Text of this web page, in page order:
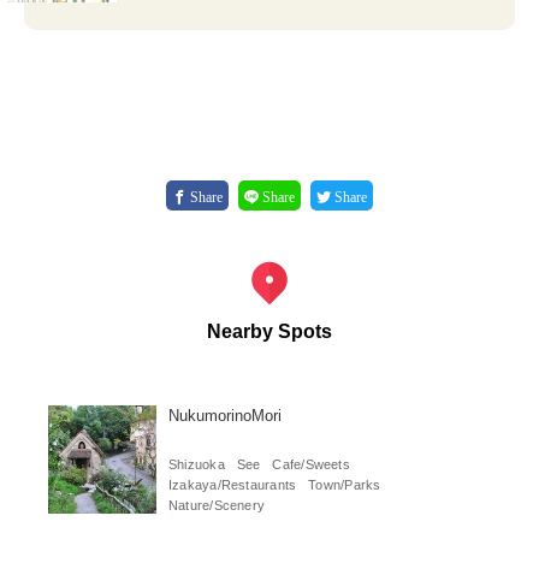
Share Share Share
Nearby Spots
NukumorinoMori
Shizuoka See
Cafe/Sweets
Izakaya/Restaurants
Town/Parks
Nature/Scenery